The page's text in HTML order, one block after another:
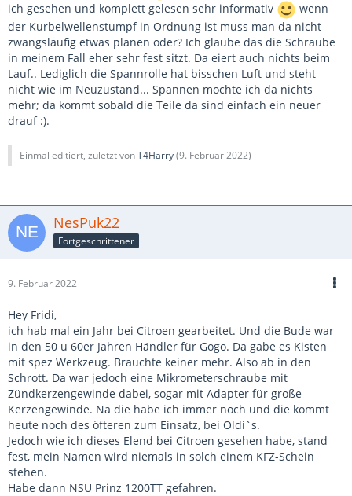
Für des Nockenwellenlineal langt ein Winkelschleifer und
Gefühl.
Schau auch mal hier für den KW-Gegenhalter und die
Schrauben:
RE: ABL Kurbelwellenschraube, Spannrolle, Messuhr
ich gesehen und komplett gelesen sehr informativ
wenn
der Kurbelwellenstumpf in Ordnung ist muss man da nicht
zwangsläufig etwas planen oder? Ich glaube das die Schraube
in meinem Fall eher sehr fest sitzt. Da eiert auch nichts beim
Lauf.. Lediglich die Spannrolle hat bisschen Luft und steht
nicht wie im Neuzustand... Spannen möchte ich da nichts
mehr; da kommt sobald die Teile da sind einfach ein neuer
drauf :).
Einmal editiert, zuletzt vonT4Harry(9. Februar 2022)
NesPuk22
Fortgeschrittener
9. Februar 2022
Hey Fridi,
ich hab mal ein Jahr bei Citroen gearbeitet. Und die Bude war
in den 50 u 60er Jahren Händler für Gogo. Da gabe es Kisten
mit spez Werkzeug. Brauchte keiner mehr. Also ab in den
Schrott. Da war jedoch eine Mikrometerschraube mit
Zündkerzengewinde dabei, sogar mit Adapter für große
Kerzengewinde. Na die habe ich immer noch und die kommt
heute noch des öfteren zum Einsatz, bei Oldi`s.
Jedoch wie ich dieses Elend bei Citroen gesehen habe, stand
fest, mein Namen wird niemals in solch einem KFZ-Schein
stehen.
Habe dann NSU Prinz 1200TT gefahren.